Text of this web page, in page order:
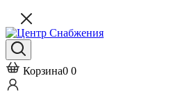
Корзина0 0